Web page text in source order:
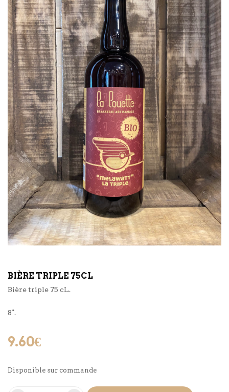
BIÈRE TRIPLE 75CL
Bière triple 75 cL.
8°.
9.60€
Disponible sur commande